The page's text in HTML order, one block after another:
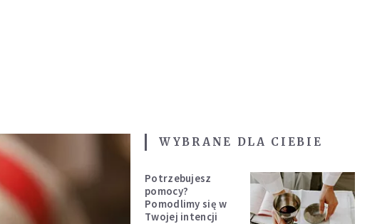
WYBRANE DLA CIEBIE
Potrzebujesz
pomocy?
Pomodlimy się w
Twojej intencji